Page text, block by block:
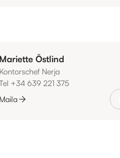
Mariette Östlind
Kontorschef Nerja
+34 639 221 375
Maila